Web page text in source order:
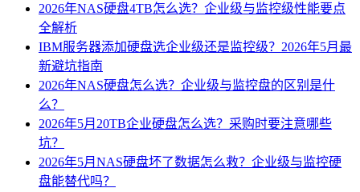
2026年NAS硬盘4TB怎么选？企业级与监控级性能要点
全解析
IBM服务器添加硬盘选企业级还是监控级？2026年5月最
新避坑指南
2026年NAS硬盘怎么选？企业级与监控盘的区别是什
么？
2026年5月20TB企业硬盘怎么选？采购时要注意哪些
坑？
2026年5月NAS硬盘坏了数据怎么救？企业级与监控硬
盘能替代吗？